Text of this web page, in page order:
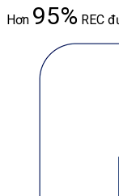
Hơn 95% REC